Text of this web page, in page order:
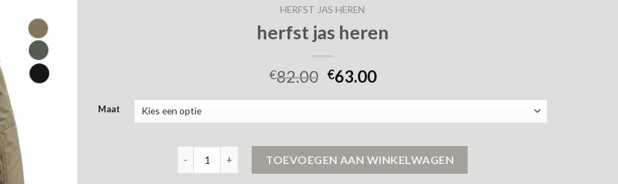
HERFST JAS HEREN
herfst jas heren
€82.00 €63.00
Maat
TOEVOEGEN AAN WINKELWAGEN